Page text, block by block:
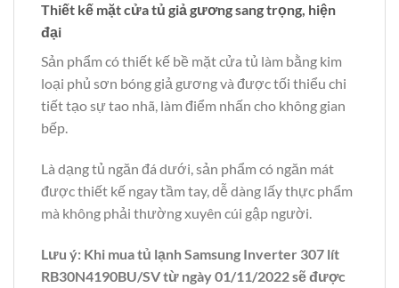
Thiết kế mặt cửa tủ giả gương sang trọng, hiện
đại
Sản phẩm có thiết kế bề mặt cửa tủ làm bằng kim
loại phủ sơn bóng giả gương và được tối thiểu chi
tiết tạo sự tao nhã, làm điểm nhấn cho không gian
bếp.
Là dạng tủ ngăn đá dưới, sản phẩm có ngăn mát
được thiết kế ngay tầm tay, dễ dàng lấy thực phẩm
mà không phải thường xuyên cúi gập người.
Lưu ý: Khi mua tủ lạnh Samsung Inverter 307 lít
RB30N4190BU/SV từ ngày 01/11/2022 sẽ được